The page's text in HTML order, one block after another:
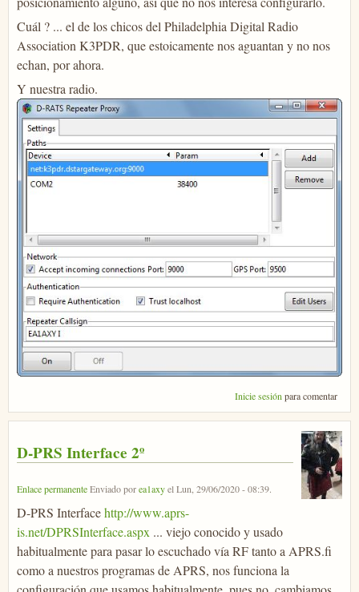
Cuál ? ... el de los chicos del Philadelphia Digital Radio
Association K3PDR, que estoicamente nos aguantan y no nos
echan, por ahora.
Y nuestra radio.
Inicie sesiónpara comentar
D-PRS Interface 2º
Enlace permanenteEnviado porea1axyelLun, 29/06/2020 - 08:39.
D-PRS Interfacehttp://www.aprs-
is.net/DPRSInterface.aspx ... viejo conocido y usado
habitualmente para pasar lo escuchado vía RF tanto a APRS.fi
como a nuestros programas de APRS, nos funciona la